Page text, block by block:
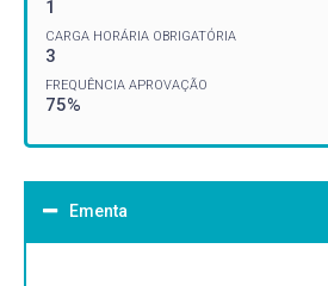
1
CARGA HORÁRIA OBRIGATÓRIA
3
FREQUÊNCIA APROVAÇÃO
75%
Ementa